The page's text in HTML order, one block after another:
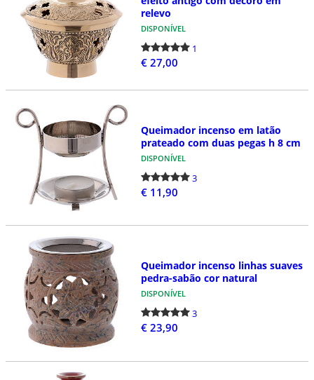
relevo
DISPONÍVEL
1
€ 27,00
Queimador incenso em latão
prateado com duas pegas h 8 cm
DISPONÍVEL
3
€ 11,90
Queimador incenso linhas suaves
pedra-sabão cor natural
DISPONÍVEL
3
€ 23,90